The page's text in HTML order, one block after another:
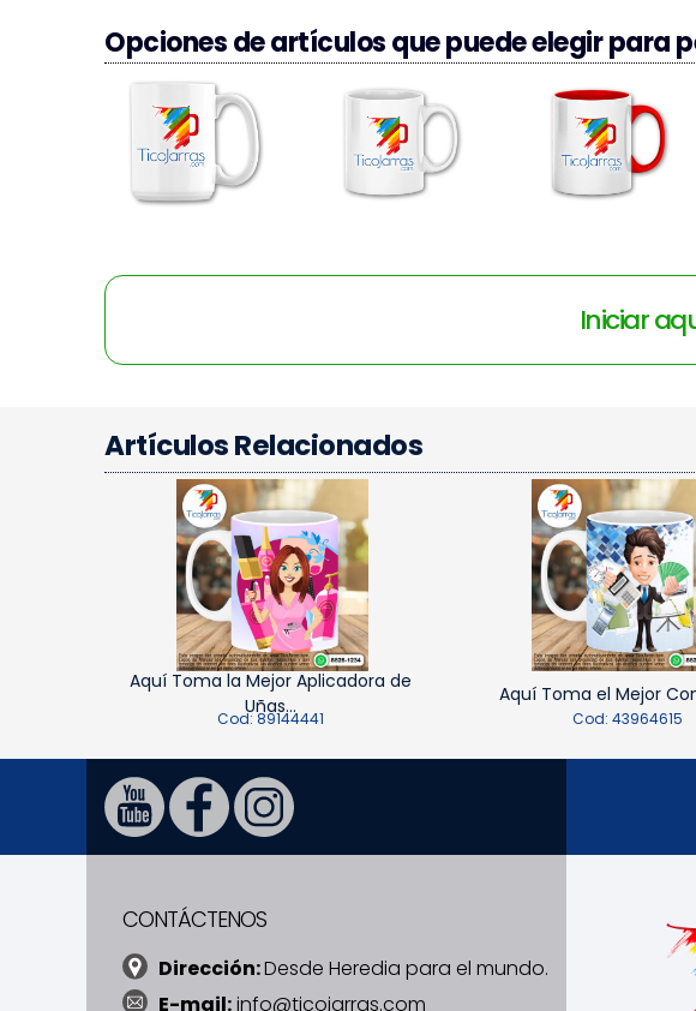
Opciones de artículos que puede elegir para
Iniciar
Artículos Relacionados
Aquí Toma la Mejor Aplicadora de
Uñas...
Cod: 89144441
Aquí Toma el Mejor
Cod: 43964615
CONTÁCTENOS
Dirección:Desde Heredia para el mundo.
E-mail:info@ticojarras.com